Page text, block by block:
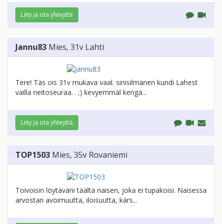
Liity ja ota yhteyttä
Jannu83 Mies, 31v Lahti
Tere! Täs ois 31v mukava vaal. sinisilmänen kundi Lahest
vailla neitoseuraa. . ;) kevyemmäl kengä...
Liity ja ota yhteyttä
TOP1503 Mies, 35v Rovaniemi
Toivoisin löytäväni täältä naisen, joka ei tupakoisi. Naisessa
arvostan avoimuutta, iloisuutta, kärs...